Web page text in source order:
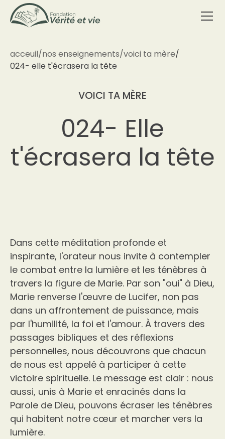
acceuil/nos enseignements/voici ta mère/
024- elle t'écrasera la tête
VOICI TA MÈRE
024- Elle
t'écrasera la tête
Dans cette méditation profonde et
inspirante, l'orateur nous invite à contempler
le combat entre la lumière et les ténèbres à
travers la figure de Marie. Par son "oui" à Dieu,
Marie renverse l'œuvre de Lucifer, non pas
dans un affrontement de puissance, mais
par l'humilité, la foi et l'amour. À travers des
passages bibliques et des réflexions
personnelles, nous découvrons que chacun
de nous est appelé à participer à cette
victoire spirituelle. Le message est clair : nous
aussi, unis à Marie et enracinés dans la
Parole de Dieu, pouvons écraser les ténèbres
qui habitent notre cœur et marcher vers la
lumière.